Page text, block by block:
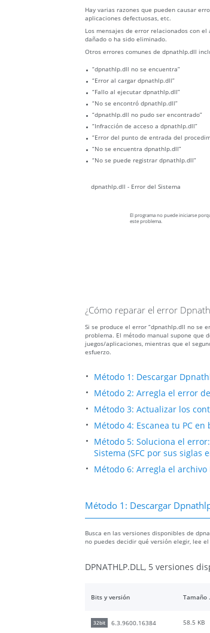
Hay varias razones que pueden causar
aplicaciones defectuosas, etc.
Los mensajes de error relacionados con
dañado o ha sido eliminado.
Otros errores comunes de dpnathlp.dll
“dpnathlp.dll no se encuentra”
“Error al cargar dpnathlp.dll”
“Fallo al ejecutar dpnathlp.dll”
“No se encontró dpnathlp.dll”
“dpnathlp.dll no pudo ser encontrado”
“Infracción de acceso a dpnathlp.dll”
“Error del punto de entrada del
“No se encuentra dpnathlp.dll”
“No se puede registrar dpnathlp.dll”
dpnathlp.dll - Error del Sistema
El programa no puede iniciarse
este problema.
¿Cómo reparar el error
Si se produce el error “dpnathlp.dll no se
problema. El método manual supone que
juegos/aplicaciones, mientras que el
esfuerzo.
Método 1: Descargar
Método 2: Arregla el error
Método 3: Actualizar los
Método 4: Escanea tu PC
Método 5: Soluciona el
Sistema (SFC por sus siglas
Método 6: Arregla el
Método 1: Descargar
Busca en las versiones disponibles de
no puedes decidir qué versión elegir, lee
DPNATHLP.DLL, 5 versiones
Bits y versión
32bit 6.3.9600.16384 58.5 KB